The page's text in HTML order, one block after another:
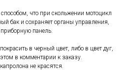
что при скольжении мотоцикл
бак и сохраняет органы управления,
панель.
в черный цвет, либо в цвет дуг,
в комментарии к заказу.
не красятся.